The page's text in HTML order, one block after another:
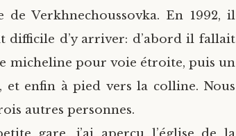
de Verkhnechoussovka. En 1992, il
difficile d’y arriver: d’abord il fallait
micheline pour voie étroite, puis un
et enfin à pied vers la colline. Nous
autres personnes.